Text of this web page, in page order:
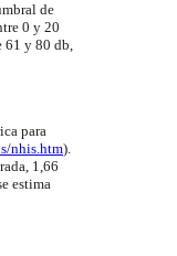
de
0 y 20
61 y 80 db,
para
nhis.htm).
1,66
estima